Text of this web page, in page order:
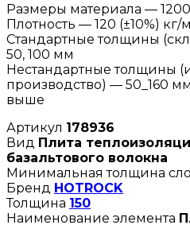
Размеры материала —
Плотность — 120 (±10%) кг/
Стандартные толщины
50, 100 мм
Нестандартные толщины
производство) — 50_160
выше
Артикул 178936
Вид Плита
базальтового волокна
Минимальная толщина
Бренд HOTROCK
Толщина 150
Наименование элемента